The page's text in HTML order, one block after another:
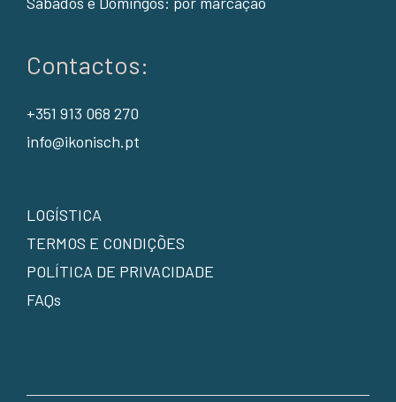
Contactos:
+351 913 068 270
info@ikonisch.pt
LOGÍSTICA
TERMOS E CONDIÇÕES
POLÍTICA DE PRIVACIDADE
FAQs